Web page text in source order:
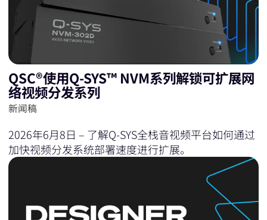
QSC®使用Q-SYS™ NVM系列解锁可扩展网
络视频分发系列
新闻稿
2026年6月8日 – 了解Q‑SYS全栈音视频平台如何通过
加快视频分发系统部署速度进行扩展。